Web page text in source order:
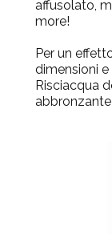
affusolato,
more!
Per un
dimensioni
Risciacqua